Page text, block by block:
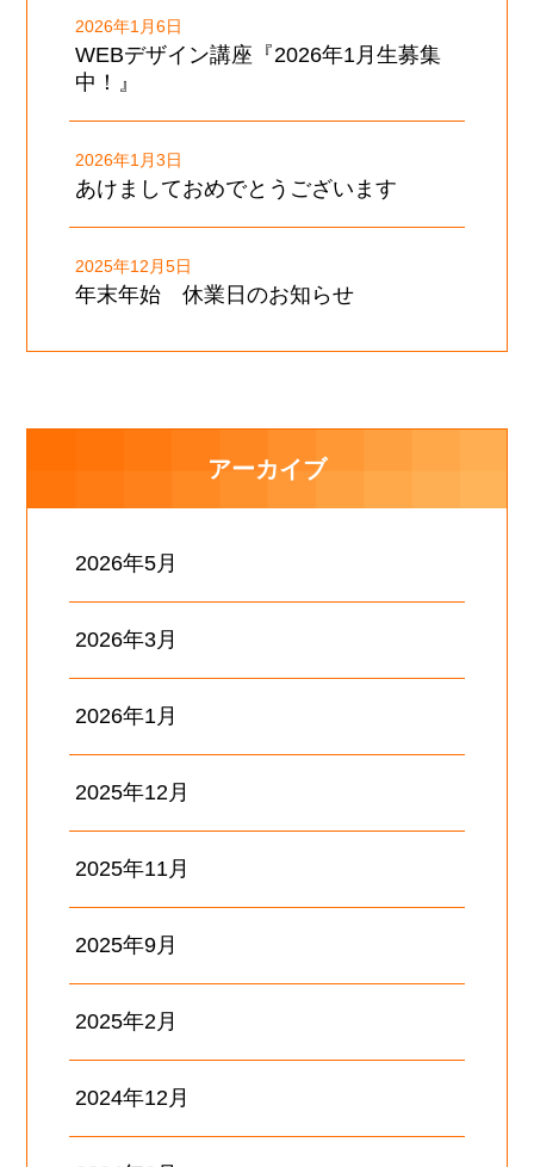
WEBデザイン講座『2026年1月生募集
中！』
2026年1月6日
あけましておめでとうございます
2026年1月3日
年末年始 休業日のお知らせ
2025年12月5日
アーカイブ
2026年5月
2026年3月
2026年1月
2025年12月
2025年11月
2025年9月
2025年2月
2024年12月